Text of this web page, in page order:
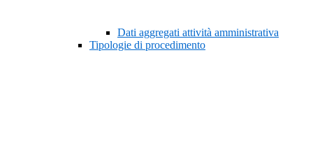
Dati aggregati attività amministrativa
Tipologie di procedimento